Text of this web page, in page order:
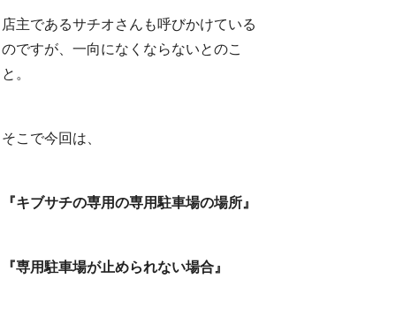
店主であるサチオさんも呼びかけている
のですが、一向になくならないとのこ
と。
そこで今回は、
『キブサチの専用の専用駐車場の場所』
『専用駐車場が止められない場合』